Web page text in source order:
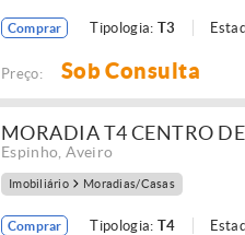
Comprar Tipologia: T3
Preço: Sob Consulta
MORADIA T4 CENTRO
Espinho ,Aveiro
Imobiliário Moradias/Casas
Comprar Tipologia: T4